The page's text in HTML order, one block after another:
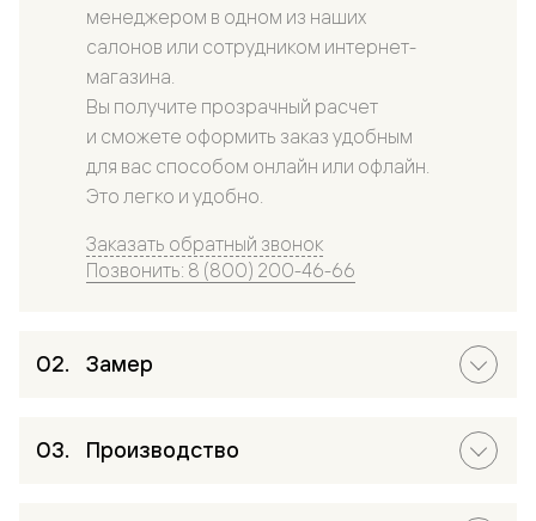
менеджером в одном из наших
салонов или сотрудником интернет-
магазина.
Вы получите прозрачный расчет
и сможете оформить заказ удобным
для вас способом онлайн или офлайн.
Это легко и удобно.
Заказать обратный звонок
Позвонить: 8 (800) 200-46-66
Замер
Производство